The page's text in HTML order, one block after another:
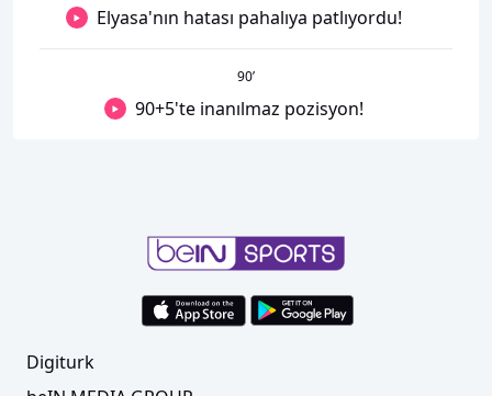
Elyasa'nın hatası pahalıya patlıyordu!
90’
90+5'te inanılmaz pozisyon!
Digiturk